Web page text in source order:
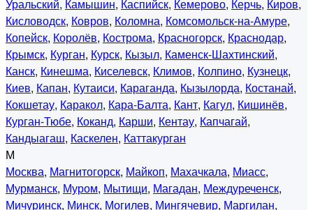
Уральский, Камышин, Каспийск, Кемерово, Керчь, Киров,
Кисловодск, Ковров, Коломна, Комсомольск-на-Амуре,
Копейск, Королёв, Кострома, Красногорск, Краснодар,
Крымск, Курган, Курск, Кызыл, Каменск-Шахтинский,
Канск, Кинешма, Киселевск, Климов, Колпино, Кузнецк,
Киев, Капан, Кутаиси, Караганда, Кызылорда, Костанай,
Кокшетау, Каракол, Кара-Балта, Кант, Кагул, Кишинёв,
Курган-Тюбе, Коканд, Карши, Кентау, Капчагай,
Кандыагаш, Каскелен, Каттакурган
М
Москва, Магнитогорск, Майкоп, Махачкала, Миасс,
Мурманск, Муром, Мытищи, Магадан, Междуреченск,
Мичуринск, Минск, Могилев, Мингячевир, Маргилан,